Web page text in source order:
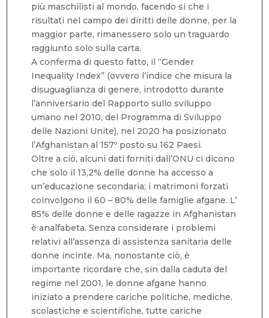
più maschilisti al mondo, facendo si che i
risultati nel campo dei diritti delle donne, per la
maggior parte, rimanessero solo un traguardo
raggiunto solo sulla carta.
A conferma di questo fatto, il “Gender
Inequality Index” (ovvero l’indice che misura la
disuguaglianza di genere, introdotto durante
l’anniversario del Rapporto sullo sviluppo
umano nel 2010, del Programma di Sviluppo
delle Nazioni Unite), nel 2020 ha posizionato
l’Afghanistan al 157º posto su 162 Paesi.
Oltre a ciò, alcuni dati forniti dall’ONU ci dicono
che solo il 13,2% delle donne ha accesso a
un’educazione secondaria; i matrimoni forzati
coinvolgono il 60 – 80% delle famiglie afgane. L’
85% delle donne e delle ragazze in Afghanistan
è analfabeta. Senza considerare i problemi
relativi all’assenza di assistenza sanitaria delle
donne incinte. Ma, nonostante ciò, è
importante ricordare che, sin dalla caduta del
regime nel 2001, le donne afgane hanno
iniziato a prendere cariche politiche, mediche,
scolastiche e scientifiche, tutte cariche